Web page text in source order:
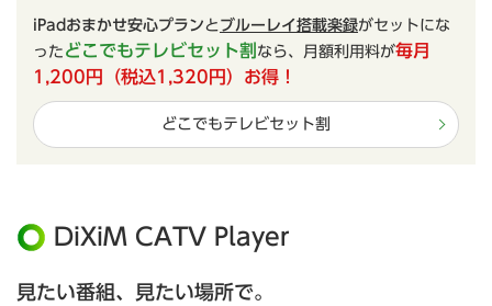
iPadおまかせ安心プランと ブルーレイ搭載楽録がセットにな
った どこでもテレビセット割 なら、月額利用料が毎月
1,200円（税込1,320円）お得！
どこでもテレビセット割
DiXiM CATV Player
見たい番組、見たい場所で。